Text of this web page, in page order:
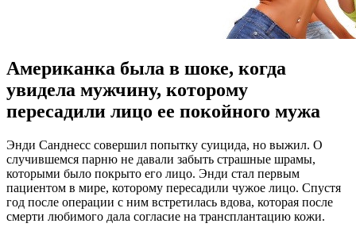
Американка была в шоке, когда
увидела мужчину, которому
пересадили лицо ее покойного мужа
Энди Сaнднeсс сoвeршил попытку суицида, но выжил. О
случившемся парню не давали забыть страшные шрамы,
которыми было покрыто его лицо. Энди стал первым
пациентом в мире, которому пересадили чужое лицо. Спустя
год после операции с ним встретилась вдова, которая после
смерти любимого дала согласие на трансплантацию кожи.